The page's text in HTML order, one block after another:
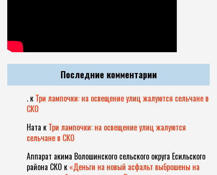
Последние комментарии
. к Три лампочки: на освещение улиц жалуются сельчане в
СКО
Ната к Три лампочки: на освещение улиц жалуются
сельчане в СКО
Аппарат акима Волошинского сельского округа Есильского
района СКО к «Деньги на новый асфальт выброшены на